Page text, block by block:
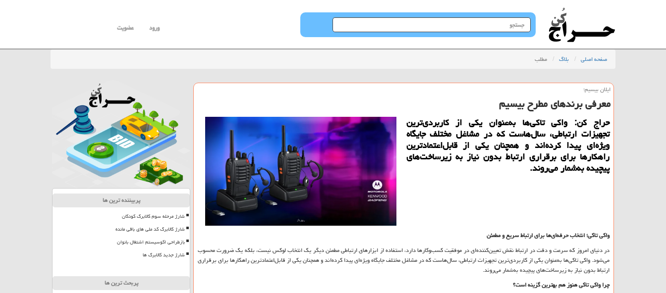
جستجو
در
ورود عضویت
صفحه اصلی بلاگ مطلب
ایلان بیسیم؛
معرفی برندهای مطرح بیسیم
حراج کن: واکی تاکی‌ها به‌عنوان یکی از کاربردی‌ترین
تجهیزات ارتباطی، سال‌هاست که در مشاغل مختلف جایگاه
ویژه‌ای پیدا کرده‌اند و همچنان یکی از قابل‌اعتمادترین
راهکارها برای برقراری ارتباط بدون نیاز به زیرساخت‌های
پیچیده به‌شمار می‌روند.
واکی تاکی؛ انتخاب حرفه‌ای‌ها برای ارتباط سریع و مطمئن
در دنیای امروز که سرعت و دقت در ارتباط نقش تعیین‌کننده‌ای در موفقیت کسب‌وکارها دارد، استفاده از ابزارهای ارتباطی مطمئن دیگر یک انتخاب لوکس نیست، بلکه یک ضرورت محسوب
می‌شود. واکی تاکی‌ها به‌عنوان یکی از کاربردی‌ترین تجهیزات ارتباطی، سال‌هاست که در مشاغل مختلف جایگاه ویژه‌ای پیدا کرده‌اند و همچنان یکی از قابل‌اعتمادترین راهکارها برای برقراری
ارتباط بدون نیاز به زیرساخت‌های پیچیده به‌شمار می‌روند.
چرا واکی تاکی هنوز هم بهترین گزینه است؟
پربیننده ترین ها
شارژ مرحله سوم کالابرگ کودکان
شارژ کالابرگ کد ملی های باقی مانده
بازطراحی اکوسیستم اشتغال بانوان
شارژ جدید کالابرگ ها
پربحث ترین ها